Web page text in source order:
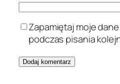
Zapamiętaj moje
podczas pisania